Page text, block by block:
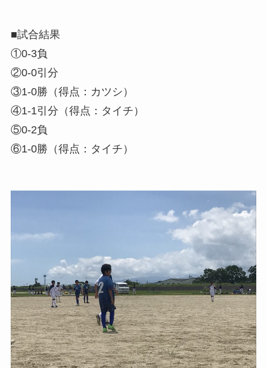
■試合結果
①0-3負
②0-0引分
③1-0勝（得点：カツシ）
④1-1引分（得点：タイチ）
⑤0-2負
⑥1-0勝（得点：タイチ）